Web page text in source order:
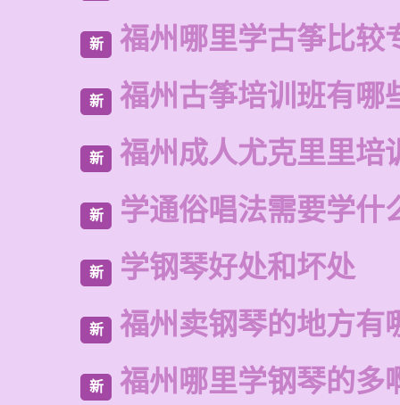
新 福州哪里学古筝比较
新 福州古筝培训班有哪
新 福州成人尤克里里培
新 学通俗唱法需要学什
新 学钢琴好处和坏处
新 福州卖钢琴的地方有
新 福州哪里学钢琴的多